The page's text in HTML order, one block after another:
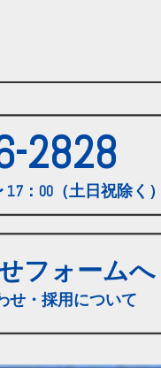
2828
：00（土日祝除く
フォームへ
せ・採用について